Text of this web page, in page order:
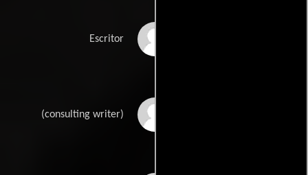
Escritor
(consulting writer)